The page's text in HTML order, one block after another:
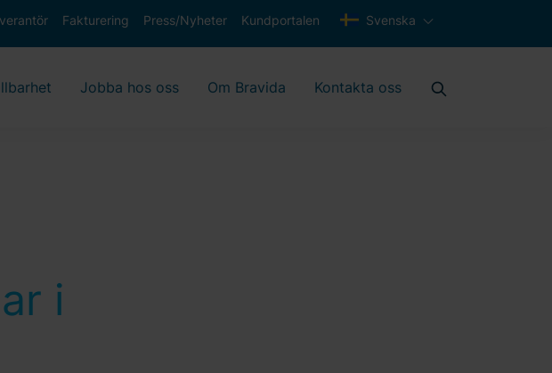
Fakturering Press/Nyheter Kundportalen Svenska
Jobba hos oss Om Bravida Kontakta oss
i